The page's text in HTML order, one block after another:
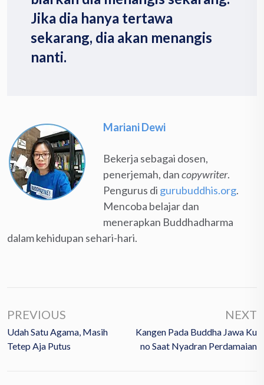
Jika dia hanya tertawa
sekarang, dia akan menangis
nanti.
Mariani Dewi
Bekerja sebagai dosen,
penerjemah, dancopywriter.
Pengurus di gurubuddhis.org.
Mencoba belajar dan
menerapkan Buddhadharma
dalam kehidupan sehari-hari.
PREVIOUS
Udah Satu Agama, Masih
Tetep Aja Putus
NEXT
Kangen Pada Buddha Jawa Ku
No Saat Nyadran Perdamaian